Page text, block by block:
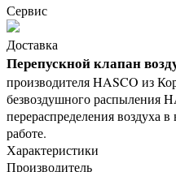
Сервис
Доставка
Перепускной клапан
производителя HASCO из
безвоздушного распыления
перераспределения воздуха
работе.
Характеристики
Производитель